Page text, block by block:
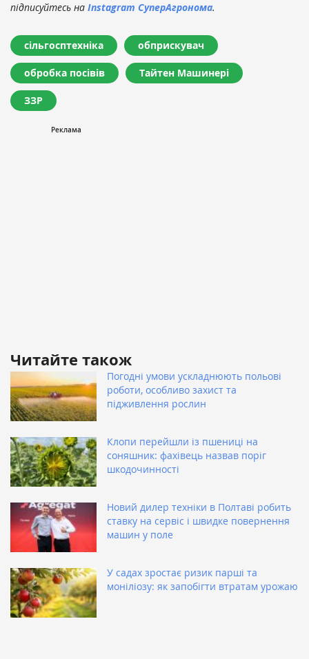
підписуйтесь на Instagram СуперАгронома.
сільгосптехніка обприскувач
обробка посівів Тайтен Машинері
ЗЗР
Читайте також
Погодні умови ускладнюють польові
роботи, особливо захист та
підживлення рослин
Клопи перейшли із пшениці на
соняшник: фахівець назвав поріг
шкодочинності
Новий дилер техніки в Полтаві робить
ставку на сервіс і швидке повернення
машин у поле
У садах зростає ризик парші та
моніліозу: як запобігти втратам урожаю